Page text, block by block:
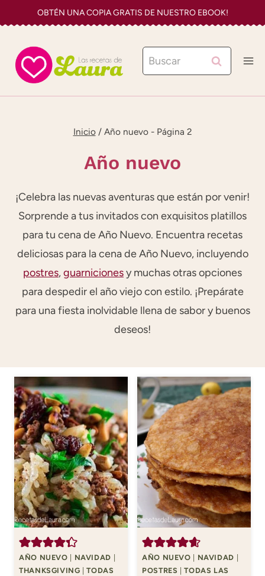
al
contenido
OBTÉN UNA COPIA GRATIS DE NUESTRO EBOOK!
Buscar:
Inicio / Año nuevo- Página 2
Año nuevo
¡Celebra las nuevas aventuras que están por venir!
Sorprende a tus invitados con exquisitos platillos
para tu cena de Año Nuevo. Encuentra recetas
deliciosas para la cena de Año Nuevo, incluyendo
postres,guarnicionesy muchas otras opciones
para despedir el año viejo con estilo. ¡Prepárate
para una fiesta inolvidable llena de sabor y buenos
deseos!
AÑO NUEVO NAVIDAD
THANKSGIVING |TODAS
AÑO NUEVO NAVIDAD
POSTRES |TODAS LAS